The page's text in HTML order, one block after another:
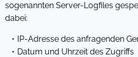
sogenannten Server-Logfiles
dabei:
IP-Adresse des anfragenden
Datum und Uhrzeit des Zugriffs